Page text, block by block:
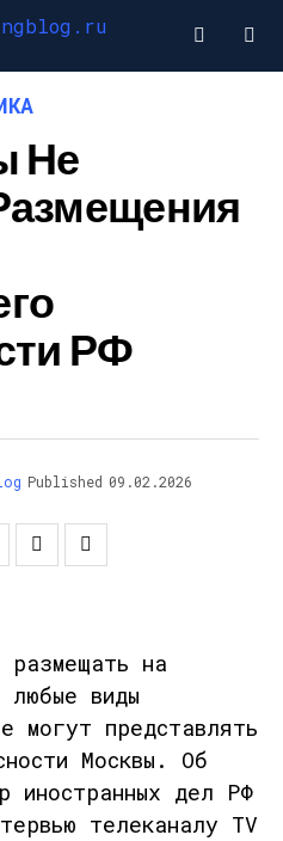
Не
РФ
Published 09.02.2026
размещать на
любые виды
могут представлять
Москвы. Об
иностранных дел РФ
телеканалу TV